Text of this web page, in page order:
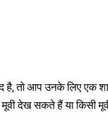
है, तो आप उनके लिए एक
देख सकते हैं या किसी मूवी